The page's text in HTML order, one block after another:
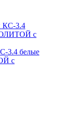
3.4 белые
с